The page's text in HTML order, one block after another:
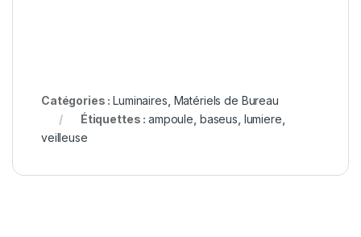
Catégories :Luminaires Matériels de Bureau
Étiquettes :ampoule baseus lumiere
veilleuse